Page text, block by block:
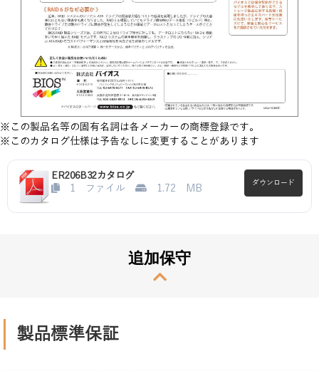
※この製品名等の固有名詞は各メーカーの商標登録です。
※このカタログ仕様は予告なしに変更することがあります
ER206B32カタログ
1 ファイル
1.72 MB
ダウンロード
追加保守
製品標準保証